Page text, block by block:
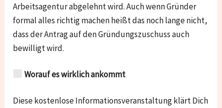
Arbeitsagentur abgelehnt wird. Auch wenn Gründer
formal alles richtig machen heißt das noch lange nicht,
dass der Antrag auf den Gründungszuschuss auch
bewilligt wird.
Worauf es wirklich ankommt
Diese kostenlose Informationsveranstaltung klärt Dich